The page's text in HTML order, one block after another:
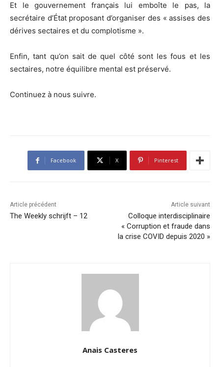
Et le gouvernement français lui emboîte le pas, la
secrétaire d’État proposant d’organiser des « assises des
dérives sectaires et du complotisme ».
Enfin, tant qu’on sait de quel côté sont les fous et les
sectaires, notre équilibre mental est préservé.
Continuez à nous suivre.
Facebook X Pinterest
Article précédent
The Weekly schrijft – 12
Article suivant
Colloque interdisciplinaire
« Corruption et fraude dans
la crise COVID depuis 2020 »
Anais Casteres